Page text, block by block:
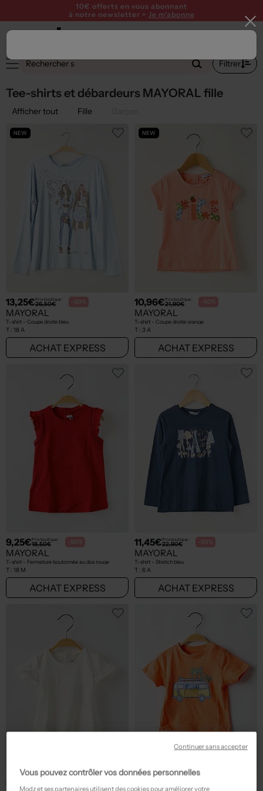
10€ offerts en vous abonnant
à notre newsletter > Je m'abonne
Filtrer
Tee-shirts et débardeurs MAYORAL fille
Afficher tout Fille
NEW
13,25€Prix boutique :
26,50€ -50%
MAYORAL
T-shirt - Coupe droite bleu
T : 18 A
ACHAT EXPRESS
NEW
10,96€Prix boutique :
21,90€ -50%
MAYORAL
T-shirt - Coupe droite orange
T : 3 A
ACHAT EXPRESS
9,25€Prix boutique :
18,50€ -50%
MAYORAL
T-shirt - Fermeture boutonnée au dos rouge
T : 18 M
ACHAT EXPRESS
11,45€Prix boutique :
22,90€ -50%
MAYORAL
T-shirt - Stretch bleu
T : 6 A
ACHAT EXPRESS
8,75€
Vous pouvez contrôler vos données personnelles
Modz et ses partenaires utilisent des cookies pour améliorer votre
Continuer sans accepter